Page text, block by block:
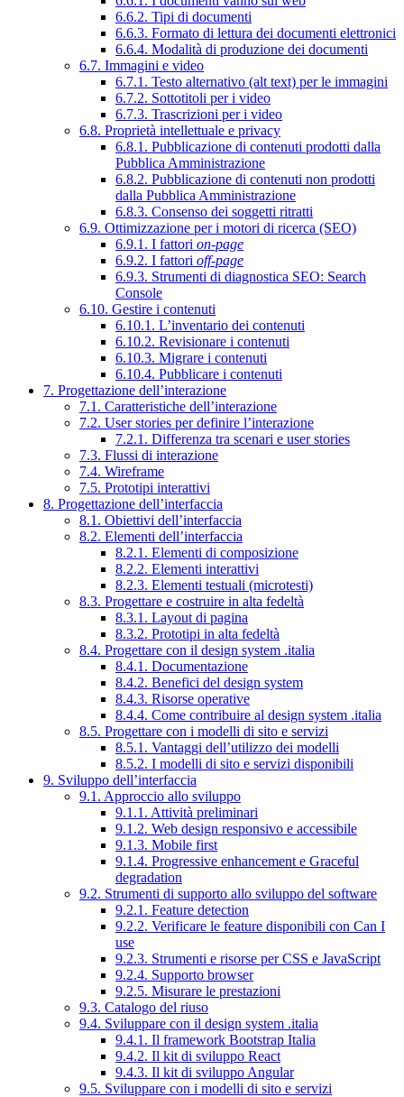
6.6.2. Tipi di documenti
6.6.3. Formato di lettura dei documenti elettronici
6.6.4. Modalità di produzione dei documenti
6.7. Immagini e video
6.7.1. Testo alternativo (alt text) per le immagini
6.7.2. Sottotitoli per i video
6.7.3. Trascrizioni per i video
6.8. Proprietà intellettuale e privacy
6.8.1. Pubblicazione di contenuti prodotti dalla
Pubblica Amministrazione
6.8.2. Pubblicazione di contenuti non prodotti
dalla Pubblica Amministrazione
6.8.3. Consenso dei soggetti ritratti
6.9. Ottimizzazione per i motori di ricerca (SEO)
6.9.1. I fattori on-page
6.9.2. I fattori off-page
6.9.3. Strumenti di diagnostica SEO: Search
Console
6.10. Gestire i contenuti
6.10.1. L’inventario dei contenuti
6.10.2. Revisionare i contenuti
6.10.3. Migrare i contenuti
6.10.4. Pubblicare i contenuti
7. Progettazione dell’interazione
7.1. Caratteristiche dell’interazione
7.2. User stories per definire l’interazione
7.2.1. Differenza tra scenari e user stories
7.3. Flussi di interazione
7.4. Wireframe
7.5. Prototipi interattivi
8. Progettazione dell’interfaccia
8.1. Obiettivi dell’interfaccia
8.2. Elementi dell’interfaccia
8.2.1. Elementi di composizione
8.2.2. Elementi interattivi
8.2.3. Elementi testuali (microtesti)
8.3. Progettare e costruire in alta fedeltà
8.3.1. Layout di pagina
8.3.2. Prototipi in alta fedeltà
8.4. Progettare con il design system .italia
8.4.1. Documentazione
8.4.2. Benefici del design system
8.4.3. Risorse operative
8.4.4. Come contribuire al design system .italia
8.5. Progettare con i modelli di sito e servizi
8.5.1. Vantaggi dell’utilizzo dei modelli
8.5.2. I modelli di sito e servizi disponibili
9. Sviluppo dell’interfaccia
9.1. Approccio allo sviluppo
9.1.1. Attività preliminari
9.1.2. Web design responsivo e accessibile
9.1.3. Mobile first
9.1.4. Progressive enhancement e Graceful
degradation
9.2. Strumenti di supporto allo sviluppo del software
9.2.1. Feature detection
9.2.2. Verificare le feature disponibili con Can I
use
9.2.3. Strumenti e risorse per CSS e JavaScript
9.2.4. Supporto browser
9.2.5. Misurare le prestazioni
9.3. Catalogo del riuso
9.4. Sviluppare con il design system .italia
9.4.1. Il framework Bootstrap Italia
9.4.2. Il kit di sviluppo React
9.4.3. Il kit di sviluppo Angular
9.5. Sviluppare con i modelli di sito e servizi